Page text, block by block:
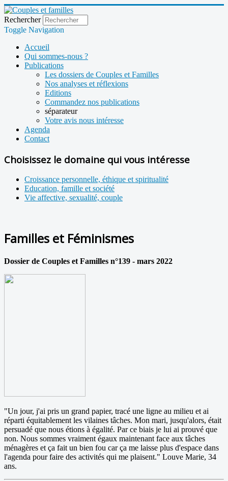
Rechercher
Toggle Navigation
Accueil
Qui sommes-nous ?
Publications
Les dossiers de Couples et Familles
Nos analyses et réflexions
Editions
Commandez nos publications
séparateur
Votre avis nous intéresse
Agenda
Contact
Choisissez le domaine qui vous intéresse
Croissance personnelle, éthique et spiritualité
Education, famille et société
Vie affective, sexualité, couple
Familles et Féminismes
Dossier de Couples et Familles n°139 - mars 2022
"Un jour, j'ai pris un grand papier, tracé une ligne au milieu et ai
réparti équitablement les vilaines tâches. Mon mari, jusqu'alors, était
persuadé que nous étions à égalité. Par ce biais je lui ai prouvé que
non. Nous sommes vraiment égaux maintenant face aux tâches
ménagères et ça fait un bien fou car ça me laisse plus d'espace dans
l'agenda pour faire des activités qui me plaisent." Louve Marie, 34
ans.